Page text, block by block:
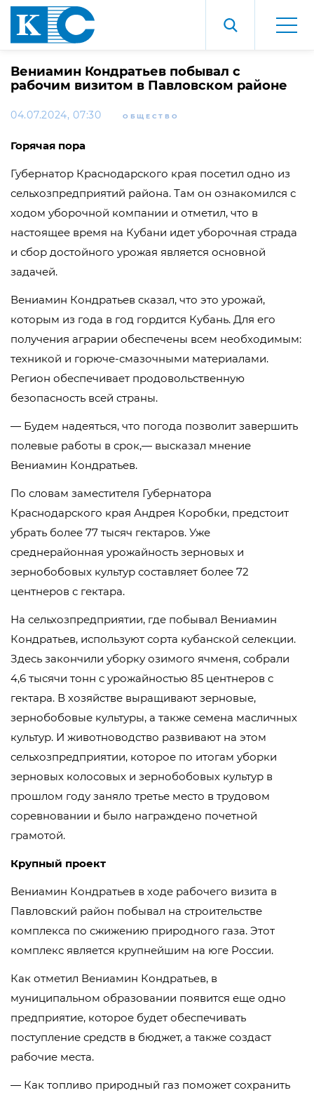
Вениамин Кондратьев побывал с
рабочим визитом в Павловском районе
04.07.2024, 07:30 ОБЩЕСТВО
Горячая пора
Губернатор Краснодарского края посетил одно из
сельхозпредприятий района. Там он ознакомился с
ходом уборочной компании и отметил, что в
настоящее время на Кубани идет уборочная страда
и сбор достойного урожая является основной
задачей.
Вениамин Кондратьев сказал, что это урожай,
которым из года в год гордится Кубань. Для его
получения аграрии обеспечены всем необходимым:
техникой и горюче-смазочными материалами.
Регион обеспечивает продовольственную
безопасность всей страны.
— Будем надеяться, что погода позволит завершить
полевые работы в срок,— высказал мнение
Вениамин Кондратьев.
По словам заместителя Губернатора
Краснодарского края Андрея Коробки, предстоит
убрать более 77 тысяч гектаров. Уже
среднерайонная урожайность зерновых и
зернобобовых культур составляет более 72
центнеров с гектара.
На сельхозпредприятии, где побывал Вениамин
Кондратьев, используют сорта кубанской селекции.
Здесь закончили уборку озимого ячменя, собрали
4,6 тысячи тонн с урожайностью 85 центнеров с
гектара. В хозяйстве выращивают зерновые,
зернобобовые культуры, а также семена масличных
культур. И животноводство развивают на этом
сельхозпредприятии, которое по итогам уборки
зерновых колосовых и зернобобовых культур в
прошлом году заняло третье место в трудовом
соревновании и было награждено почетной
грамотой.
Крупный проект
Вениамин Кондратьев в ходе рабочего визита в
Павловский район побывал на строительстве
комплекса по сжижению природного газа. Этот
комплекс является крупнейшим на юге России.
Как отметил Вениамин Кондратьев, в
муниципальном образовании появится еще одно
предприятие, которое будет обеспечивать
поступление средств в бюджет, а также создаст
рабочие места.
— Как топливо природный газ поможет сохранить